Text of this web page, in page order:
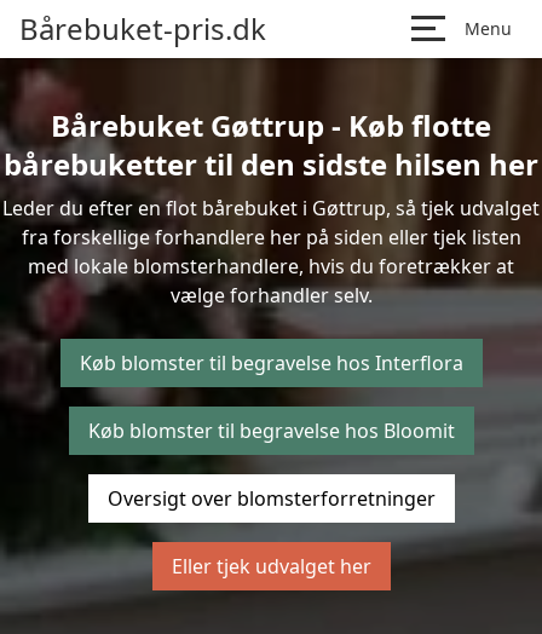
Bårebuket-pris.dk Menu
Bårebuket Gøttrup - Køb flotte
bårebuketter til den sidste hilsen her
Leder du efter en flot bårebuket i Gøttrup, så tjek udvalget
fra forskellige forhandlere her på siden eller tjek listen
med lokale blomsterhandlere, hvis du foretrækker at
vælge forhandler selv.
Køb blomster til begravelse hos Interflora
Køb blomster til begravelse hos Bloomit
Oversigt over blomsterforretninger
Eller tjek udvalget her